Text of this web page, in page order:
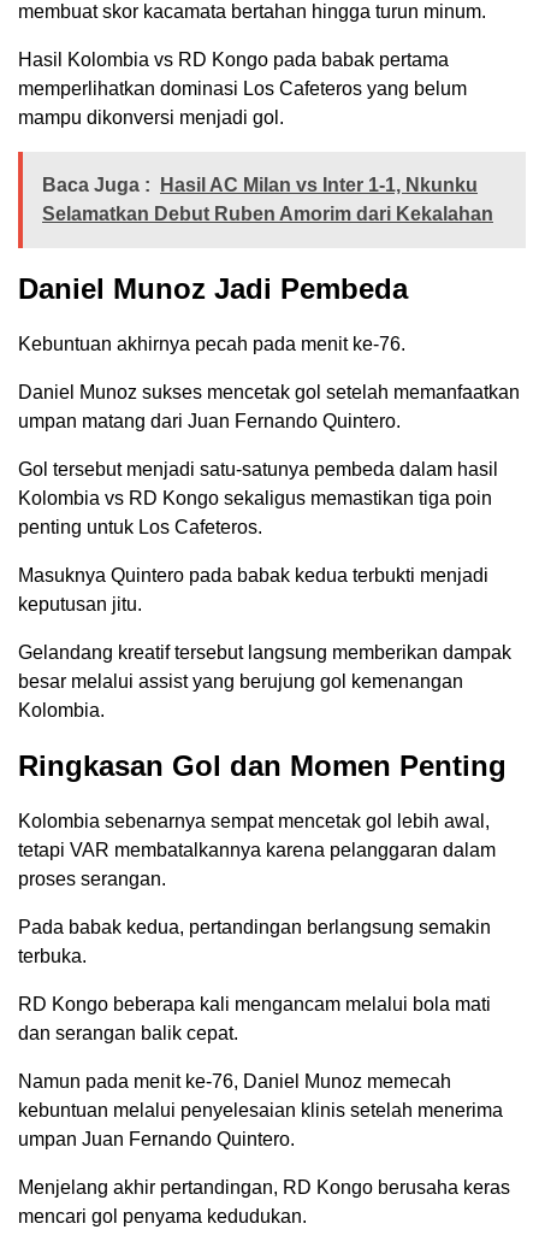
membuat skor kacamata bertahan hingga turun minum.
Hasil Kolombia vs RD Kongo pada babak pertama
memperlihatkan dominasi Los Cafeteros yang belum
mampu dikonversi menjadi gol.
Baca Juga :
Hasil AC Milan vs Inter 1-1, Nkunku
Selamatkan Debut Ruben Amorim dari Kekalahan
Daniel Munoz Jadi Pembeda
Kebuntuan akhirnya pecah pada menit ke-76.
Daniel Munoz sukses mencetak gol setelah memanfaatkan
umpan matang dari Juan Fernando Quintero.
Gol tersebut menjadi satu-satunya pembeda dalam hasil
Kolombia vs RD Kongo sekaligus memastikan tiga poin
penting untuk Los Cafeteros.
Masuknya Quintero pada babak kedua terbukti menjadi
keputusan jitu.
Gelandang kreatif tersebut langsung memberikan dampak
besar melalui assist yang berujung gol kemenangan
Kolombia.
Ringkasan Gol dan Momen Penting
Kolombia sebenarnya sempat mencetak gol lebih awal,
tetapi VAR membatalkannya karena pelanggaran dalam
proses serangan.
Pada babak kedua, pertandingan berlangsung semakin
terbuka.
RD Kongo beberapa kali mengancam melalui bola mati
dan serangan balik cepat.
Namun pada menit ke-76, Daniel Munoz memecah
kebuntuan melalui penyelesaian klinis setelah menerima
umpan Juan Fernando Quintero.
Menjelang akhir pertandingan, RD Kongo berusaha keras
mencari gol penyama kedudukan.